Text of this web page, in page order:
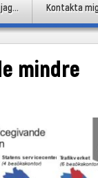
Kontakta
mindre